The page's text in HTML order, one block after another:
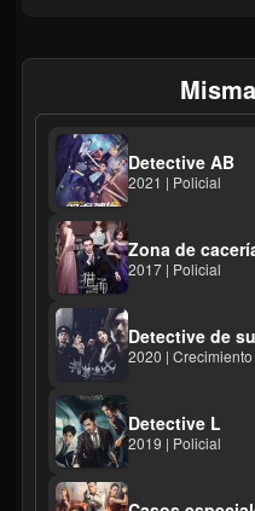
Detective AB
2021 | Policial
Zona de
2017 | Policial
Detective de
2020 |
Detective L
2019 | Policial